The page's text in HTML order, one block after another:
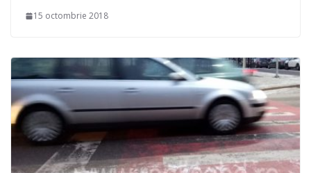
15 octombrie 2018